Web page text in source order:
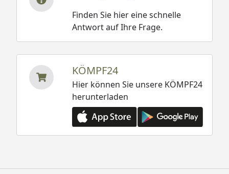
Finden Sie hier eine schnelle
Antwort auf Ihre Frage.
KÖMPF24
Hier können Sie unsere KÖMPF24
herunterladen